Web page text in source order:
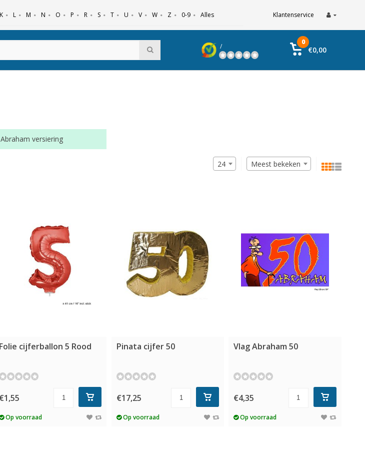
K L M N O P R S T U V W Z 0-9 Alles Klantenservice
/
0
€0,00
Abraham versiering
Meest bekeken
24
Folie cijferballon 5 Rood
€1,55
Op voorraad
Pinata cijfer 50
€17,25
Op voorraad
Vlag Abraham 50
€4,35
Op voorraad